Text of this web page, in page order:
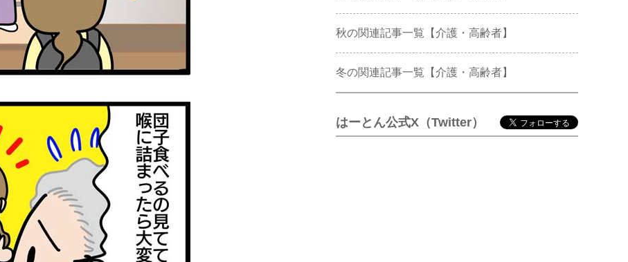
秋の関連記事一覧【介護・高齢者】
冬の関連記事一覧【介護・高齢者】
はーとん公式X（Twitter）